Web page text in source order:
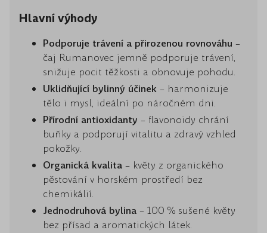
Hlavní výhody
Podporuje trávení a přirozenou rovnováhu –
čaj Rumanovec jemně podporuje trávení,
snižuje pocit těžkosti a obnovuje pohodu.
Uklidňující bylinný účinek – harmonizuje
tělo i mysl, ideální po náročném dni.
Přírodní antioxidanty – flavonoidy chrání
buňky a podporují vitalitu a zdravý vzhled
pokožky.
Organická kvalita – květy z organického
pěstování v horském prostředí bez
chemikálií.
Jednodruhová bylina – 100 % sušené květy
bez přísad a aromatických látek.